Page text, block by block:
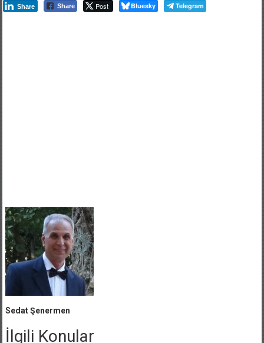
Share Share Post Bluesky Telegram
Sedat Şenermen
İlgili Konular